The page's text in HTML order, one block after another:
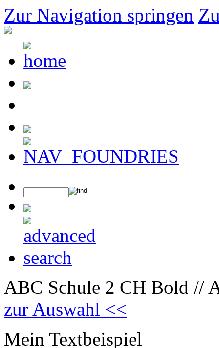
Zur Navigation springen
ABC Schule 2 CH Bold //
zur Auswahl <<
Mein Textbeispiel